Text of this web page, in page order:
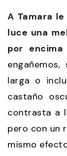
A Tamara le
luce una
por
larga o
castaño
contrasta a
pero con un
mismo